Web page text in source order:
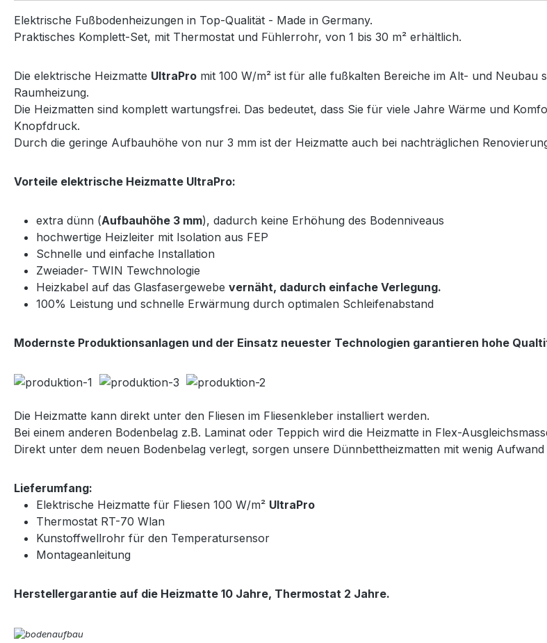
Elektrische Fußbodenheizungen in Top-Qualität - Made in Germany.
Praktisches Komplett-Set, mit Thermostat und Fühlerrohr, von 1 bis 30 m² erhältlich.
Die elektrische Heizmatte UltraPro mit 100 W/m² ist für alle fußkalten Bereiche im Alt- und Neubau
Raumheizung.
Die Heizmatten sind komplett wartungsfrei. Das bedeutet, dass Sie für viele Jahre Wärme und
Knopfdruck.
Durch die geringe Aufbauhöhe von nur 3 mm ist der Heizmatte auch bei nachträglichen
Vorteile elektrische Heizmatte UltraPro:
extra dünn (Aufbauhöhe 3 mm), dadurch keine Erhöhung des Bodenniveaus
hochwertige Heizleiter mit Isolation aus FEP
Schnelle und einfache Installation
Zweiader- TWIN Tewchnologie
Heizkabel auf das Glasfasergewebe vernäht, dadurch einfache Verlegung.
100% Leistung und schnelle Erwärmung durch optimalen Schleifenabstand
Modernste Produktionsanlagen und der Einsatz neuester Technologien garantieren hohe
Die Heizmatte kann direkt unter den Fliesen im Fliesenkleber installiert werden.
Bei einem anderen Bodenbelag z.B. Laminat oder Teppich wird die Heizmatte in Flex-
Direkt unter dem neuen Bodenbelag verlegt, sorgen unsere Dünnbettheizmatten mit wenig
Lieferumfang:
Elektrische Heizmatte für Fliesen 100 W/m² UltraPro
Thermostat RT-70 Wlan
Kunstoffwellrohr für den Temperatursensor
Montageanleitung
Herstellergarantie auf die Heizmatte 10 Jahre, Thermostat 2 Jahre.